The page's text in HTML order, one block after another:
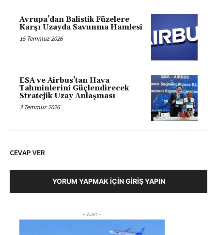
Avrupa’dan Balistik Füzelere
Karşı Uzayda Savunma Hamlesi
15 Temmuz 2026
ESA ve Airbus’tan Hava
Tahminlerini Güçlendirecek
Stratejik Uzay Anlaşması
3 Temmuz 2026
CEVAP VER
YORUM YAPMAK İÇIN GIRIŞ YAPIN
- AJet -